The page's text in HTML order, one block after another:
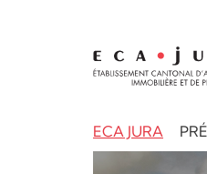
ECA JURA